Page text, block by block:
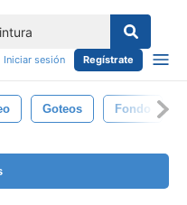
Iniciar sesión Regístrate
Goteos Fondo